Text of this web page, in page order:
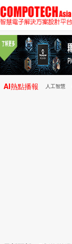
AI熱點播報 人工智慧